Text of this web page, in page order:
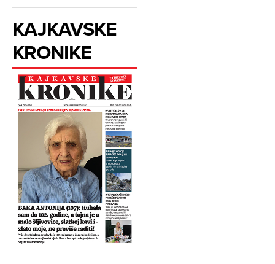
KAJKAVSKE
KRONIKE